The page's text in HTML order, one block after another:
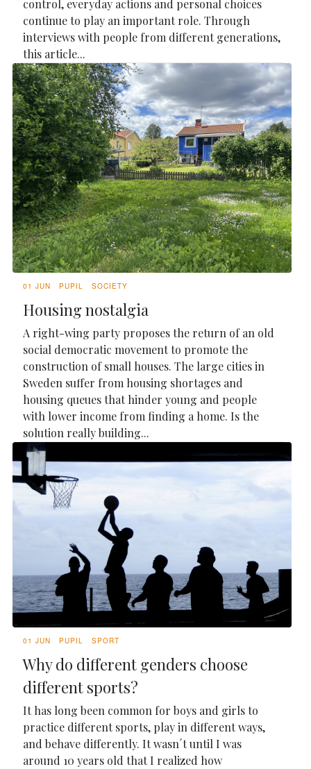
control, everyday actions and personal choices
continue to play an important role. Through
interviews with people from different generations,
this article...
01 JUN PUPIL SOCIETY
Housing nostalgia
A right-wing party proposes the return of an old
social democratic movement to promote the
construction of small houses. The large cities in
Sweden suffer from housing shortages and
housing queues that hinder young and people
with lower income from finding a home. Is the
solution really building...
01 JUN PUPIL SPORT
Why do different genders choose
different sports?
It has long been common for boys and girls to
practice different sports, play in different ways,
and behave differently. It wasn´t until I was
around 10 years old that I realized how